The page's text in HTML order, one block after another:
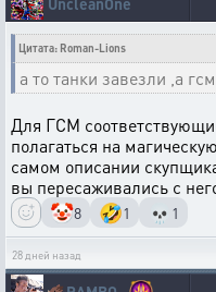
Цитата: Roman-Lions
а то танки завезли ,а
Для ГСМ
полагаться на
самом описании
вы пересаживались с
🤡8 🤣1 💀 1
28 дней назад